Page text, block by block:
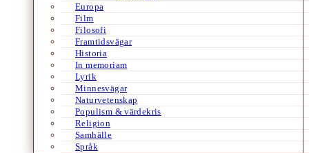
Europa
Film
Filosofi
Framtidsvägar
Historia
In memoriam
Lyrik
Minnesvägar
Naturvetenskap
Populism & värdekris
Religion
Samhälle
Språk